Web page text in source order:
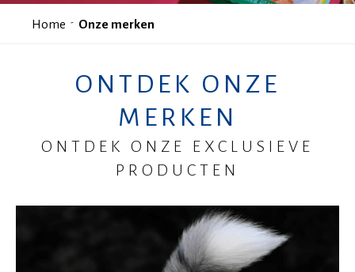
Home Onze merken
ONTDEK ONZE
MERKEN
ONTDEK ONZE EXCLUSIEVE
PRODUCTEN